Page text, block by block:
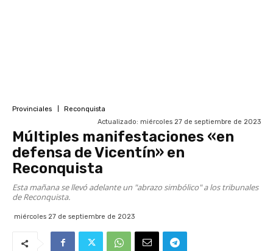
Provinciales
Reconquista
Actualizado: miércoles 27 de septiembre de 2023
Múltiples manifestaciones «en
defensa de Vicentín» en
Reconquista
Esta mañana se llevó adelante un "abrazo simbólico" a los tribunales
de Reconquista.
miércoles 27 de septiembre de 2023